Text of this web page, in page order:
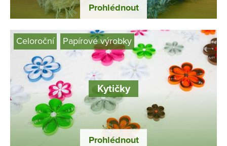
Prohlédnout
Kytičky
Prohlédnout
Celoroční Papírové výrobky